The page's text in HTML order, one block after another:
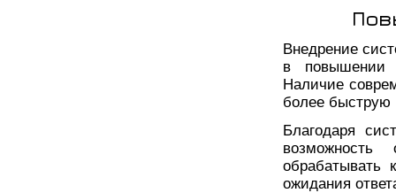
Внедрение
в повышении
Наличие
более быструю
Благодаря
обрабатывать
ожидания